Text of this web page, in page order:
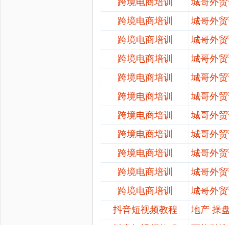
跨境电商培训
城哥外
跨境电商培训
城哥外
跨境电商培训
城哥外
跨境电商培训
城哥外
跨境电商培训
城哥外
跨境电商培训
城哥外
跨境电商培训
城哥外
跨境电商培训
城哥外
跨境电商培训
城哥外
跨境电商培训
城哥外
抖音短视频教程
地产 操